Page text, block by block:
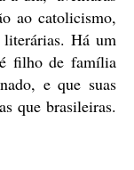
ao catolicismo,
literárias. Há um
filho de família
e que suas
que brasileiras.